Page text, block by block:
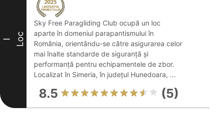
I Loc
Sky Free Paragliding Club ocupă un loc
aparte în domeniul parapantismului în
România, orientându-se către asigurarea celor
mai înalte standarde de siguranță și
performanță pentru echipamentele de zbor.
Localizat în Simeria, în județul Hunedoara, ...
8.5 (5)